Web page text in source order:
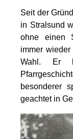
Seit der
in Stralsund
ohne einen
immer
Wahl. Er
besonderer
geachtet in